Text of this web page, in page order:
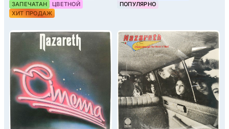
ЗАПЕЧАТАН
ЦВЕТНОЙ
ХИТ ПРОДАЖ
ПОПУЛЯРНО